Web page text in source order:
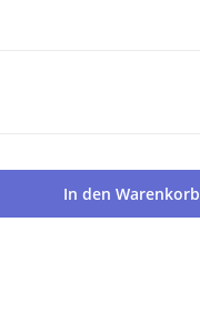
In den Warenkorb